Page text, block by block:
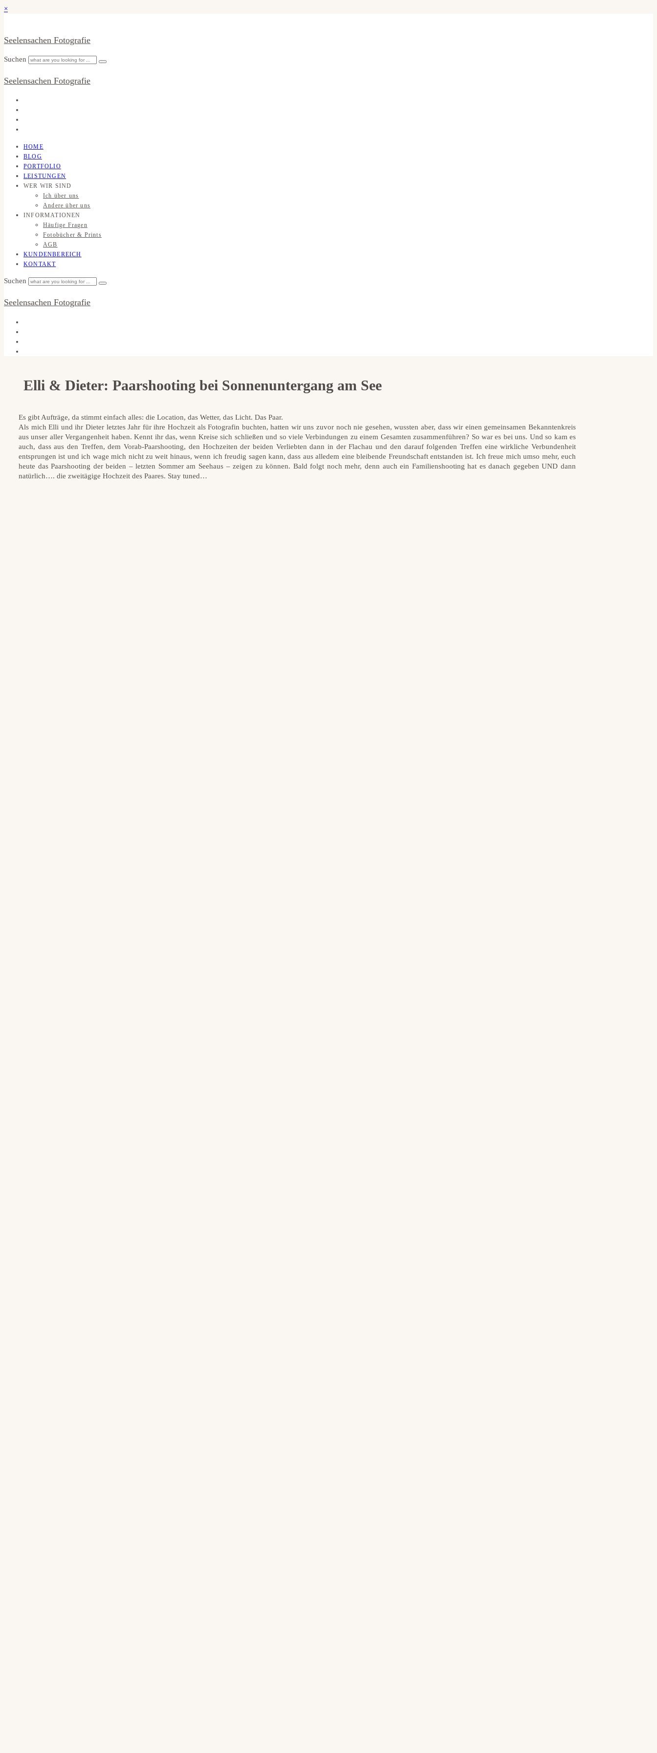
×
Seelensachen Fotografie
Suchen
Seelensachen Fotografie
HOME
BLOG
PORTFOLIO
LEISTUNGEN
WER WIR SIND
Ich über uns
Andere über uns
INFORMATIONEN
Häufige Fragen
Fotobücher & Prints
AGB
KUNDENBEREICH
KONTAKT
Suchen
Seelensachen Fotografie
Elli & Dieter: Paarshooting bei Sonnenuntergang am See
Es gibt Aufträge, da stimmt einfach alles: die Location, das Wetter, das Licht. Das Paar.
Als mich Elli und ihr Dieter letztes Jahr für ihre Hochzeit als Fotografin buchten, hatten wir uns zuvor noch nie gesehen, wussten aber, dass wir einen gemeinsamen Bekanntenkreis
aus unser aller Vergangenheit haben. Kennt ihr das, wenn Kreise sich schließen und so viele Verbindungen zu einem Gesamten zusammenführen? So war es bei uns. Und so kam es
auch, dass aus den Treffen, dem Vorab-Paarshooting, den Hochzeiten der beiden Verliebten dann in der Flachau und den darauf folgenden Treffen eine wirkliche Verbundenheit
entsprungen ist und ich wage mich nicht zu weit hinaus, wenn ich freudig sagen kann, dass aus alledem eine bleibende Freundschaft entstanden ist. Ich freue mich umso mehr, euch
heute das Paarshooting der beiden – letzten Sommer am Seehaus – zeigen zu können. Bald folgt noch mehr, denn auch ein Familienshooting hat es danach gegeben UND dann
natürlich…. die zweitägige Hochzeit des Paares. Stay tuned…